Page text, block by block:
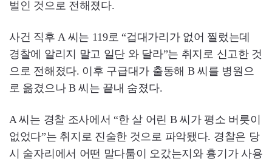
벌인 것으로 전해졌다.
사건 직후 A 씨는 119로 “겁대가리가 없어 찔렀는데
경찰에 알리지 말고 일단 와 달라”는 취지로 신고한 것
으로 전해졌다. 이후 구급대가 출동해 B 씨를 병원으
로 옮겼으나 B 씨는 끝내 숨졌다.
A 씨는 경찰 조사에서 “한 살 어린 B 씨가 평소 버릇이
없었다”는 취지로 진술한 것으로 파악됐다. 경찰은 당
시 술자리에서 어떤 말다툼이 오갔는지와 흉기가 사용